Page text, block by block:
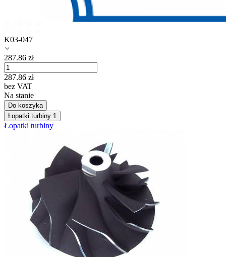
K03-047
287.86 zł
287.86 zł
bez VAT
Na stanie
Do koszyka
Łopatki turbiny 1
Łopatki turbiny